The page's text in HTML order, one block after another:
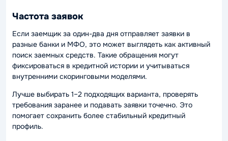
Частота заявок
Если заемщик за один-два дня отправляет заявки в
разные банки и МФО, это может выглядеть как активный
поиск заемных средств. Такие обращения могут
фиксироваться в кредитной истории и учитываться
внутренними скоринговыми моделями.
Лучше выбирать 1–2 подходящих варианта, проверять
требования заранее и подавать заявки точечно. Это
помогает сохранить более стабильный кредитный
профиль.